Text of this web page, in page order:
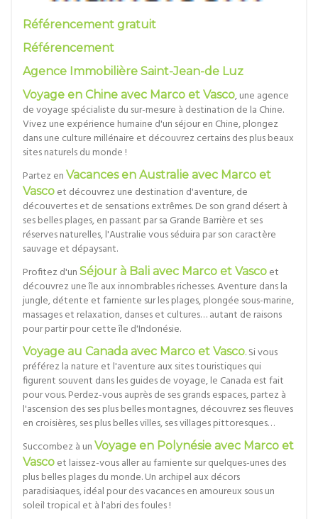
Référencement gratuit
Référencement
Agence Immobilière Saint-Jean-de Luz
Voyage en Chine avec Marco et Vasco, une agence
de voyage spécialiste du sur-mesure à destination de la Chine.
Vivez une expérience humaine d'un séjour en Chine, plongez
dans une culture millénaire et découvrez certains des plus beaux
sites naturels du monde !
Partez en Vacances en Australie avec Marco et
Vasco et découvrez une destination d'aventure, de
découvertes et de sensations extrêmes. De son grand désert à
ses belles plages, en passant par sa Grande Barrière et ses
réserves naturelles, l'Australie vous séduira par son caractère
sauvage et dépaysant.
Profitez d'un Séjour à Bali avec Marco et Vasco et
découvrez une île aux innombrables richesses. Aventure dans la
jungle, détente et farniente sur les plages, plongée sous-marine,
massages et relaxation, danses et cultures… autant de raisons
pour partir pour cette île d'Indonésie.
Voyage au Canada avec Marco et Vasco. Si vous
préférez la nature et l'aventure aux sites touristiques qui
figurent souvent dans les guides de voyage, le Canada est fait
pour vous. Perdez-vous auprès de ses grands espaces, partez à
l'ascension des ses plus belles montagnes, découvrez ses fleuves
en croisières, ses plus belles villes, ses villages pittoresques…
Succombez à un Voyage en Polynésie avec Marco et
Vasco et laissez-vous aller au farniente sur quelques-unes des
plus belles plages du monde. Un archipel aux décors
paradisiaques, idéal pour des vacances en amoureux sous un
soleil tropical et à l'abri des foules !